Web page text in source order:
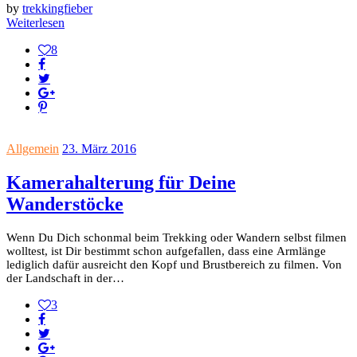
by trekkingfieber
Weiterlesen
8
Allgemein 23. März 2016
Kamerahalterung für Deine
Wanderstöcke
Wenn Du Dich schonmal beim Trekking oder Wandern selbst filmen
wolltest, ist Dir bestimmt schon aufgefallen, dass eine Armlänge
lediglich dafür ausreicht den Kopf und Brustbereich zu filmen. Von
der Landschaft in der…
3